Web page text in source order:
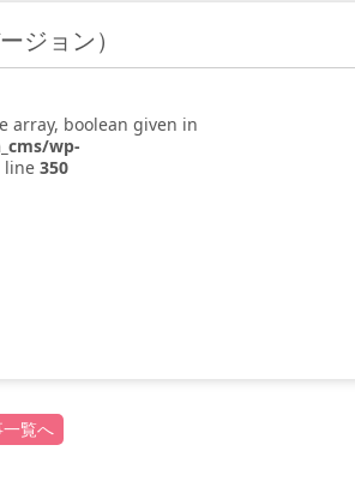
ジョン）
array, boolean given in
wp-
line 350
覧へ